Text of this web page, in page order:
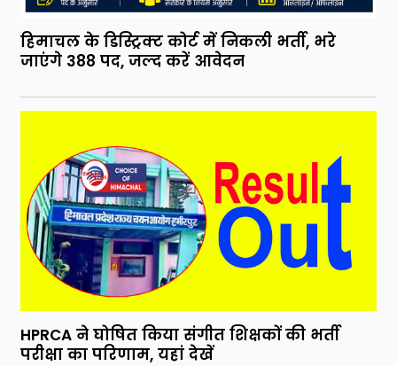
हिमाचल के डिस्ट्रिक्ट कोर्ट में निकली भर्ती, भरे
जाएंगे 388 पद, जल्द करें आवेदन
HPRCA ने घोषित किया संगीत शिक्षकों की भर्ती
परीक्षा का परिणाम, यहां देखें